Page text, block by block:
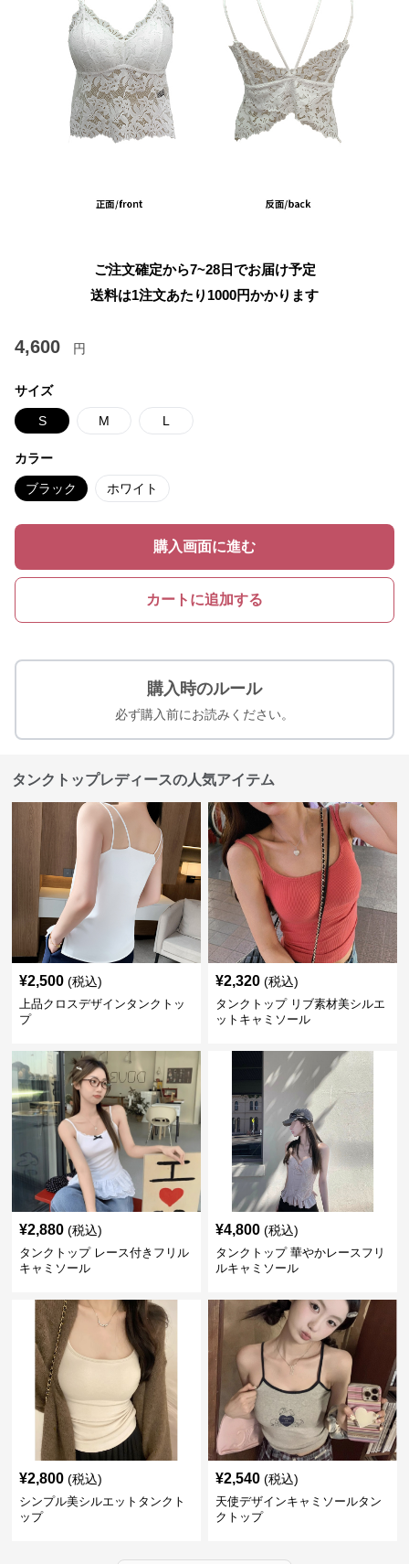
ご注文確定から7~28日でお届け予定
送料は1注文あたり 1000円かかります
4,600 円
サイズ
S M L
カラー
ブラック ホワイト
購入画面に進む
カートに追加する
購入時のルール
必ず購入前にお読みください。
タンクトップレディースの人気アイテム
¥2,500 (税込)
上品クロスデザインタンクトッ
プ
¥2,320 (税込)
タンクトップ リブ素材美シルエ
ットキャミソール
¥2,880 (税込)
タンクトップ レース付きフリル
キャミソール
¥4,800 (税込)
タンクトップ 華やかレースフリ
ルキャミソール
¥2,800 (税込)
シンプル美シルエットタンクト
ップ
¥2,540 (税込)
天使デザインキャミソールタン
クトップ